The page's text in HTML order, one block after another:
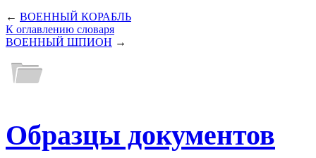
← ВОЕННЫЙ КОРАБЛЬ
К оглавлению словаря
ВОЕННЫЙ ШПИОН →
Образцы документов